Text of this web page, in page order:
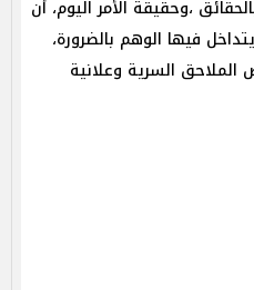
،وحقيقة الأمر اليوم، أن
فيها الوهم بالضرورة،
السرية وعلانية